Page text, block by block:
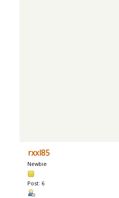
rxxl85
Newbie
Post: 6